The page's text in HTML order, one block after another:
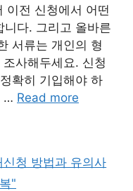
이전 신청에서 어떤
니다. 그리고 올바른
서류는 개인의 형
사해두세요. 신청
확히 기입해야 하
… Read more
청 방법과 유의사
"